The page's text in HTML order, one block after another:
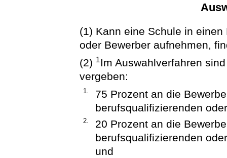
(1) Kann eine Schule in
oder Bewerber aufnehmen,
(2) 1 Im Auswahlverfahren
vergeben:
1.
75 Prozent an die
berufsqualifizierenden
2.
20 Prozent an die
berufsqualifizierenden
und